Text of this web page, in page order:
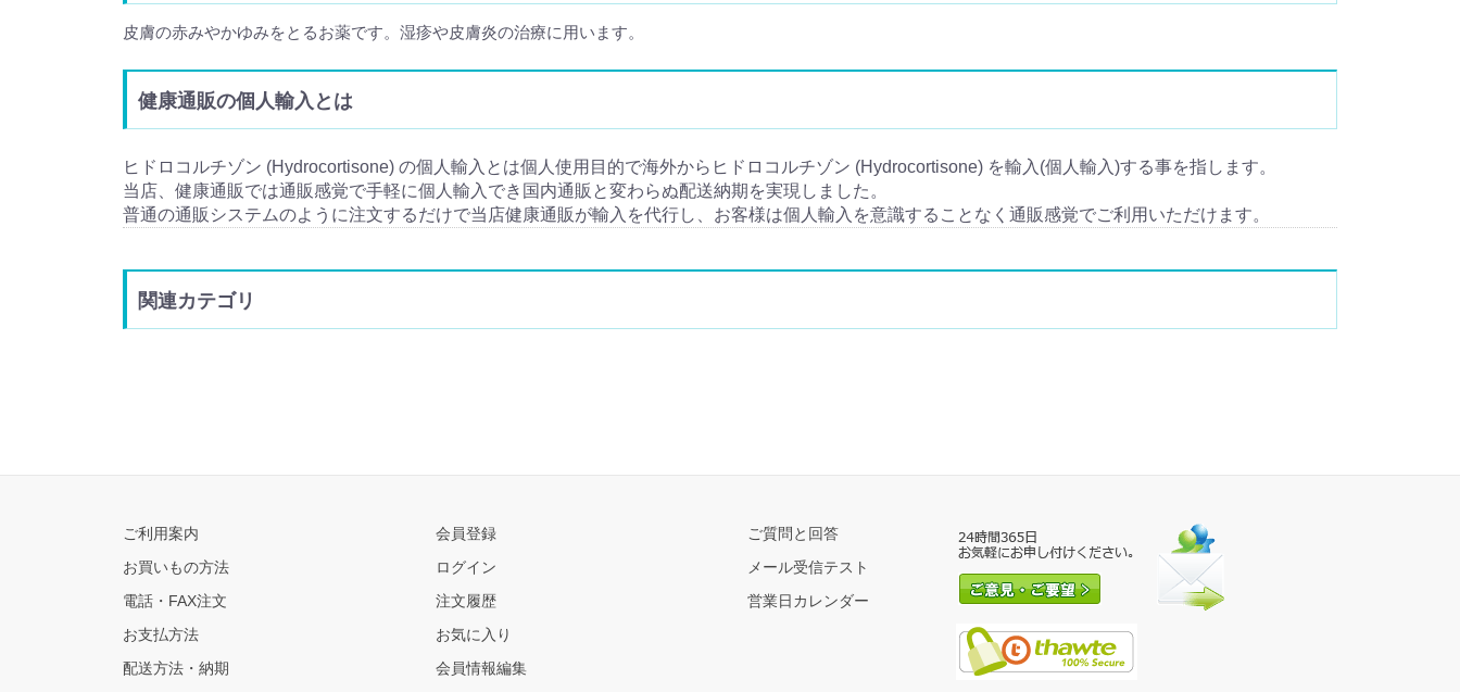
皮膚の赤みやかゆみをとるお薬です。湿疹や皮膚炎の治療に用います。
健康通販の個人輸入とは
ヒドロコルチゾン (Hydrocortisone) の個人輸入とは個人使用目的で海外からヒドロコルチゾン (Hydrocortisone) を輸入(個人輸入)する事を指します。
当店、健康通販では通販感覚で手軽に個人輸入でき国内通販と変わらぬ配送納期を実現しました。
普通の通販システムのように注文するだけで当店健康通販が輸入を代行し、お客様は個人輸入を意識することなく通販感覚でご利用いただけます。
関連カテゴリ
ご利用案内
お買いもの方法
電話・FAX注文
お支払方法
配送方法・納期
会員登録
ログイン
注文履歴
お気に入り
会員情報編集
ご質問と回答
メール受信テスト
営業日カレンダー